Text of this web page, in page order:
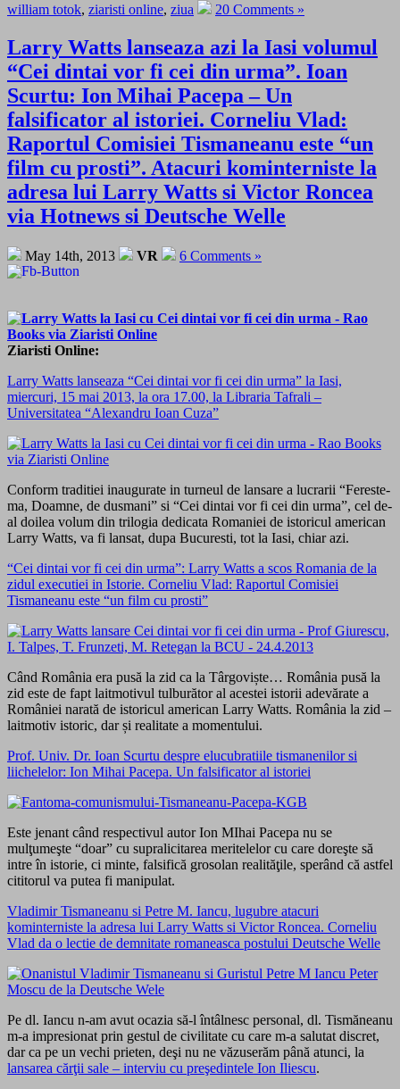
william totok, ziaristi online, ziua 20 Comments »
Larry Watts lanseaza azi la Iasi volumul
“Cei dintai vor fi cei din urma”. Ioan
Scurtu: Ion Mihai Pacepa – Un
falsificator al istoriei. Corneliu Vlad:
Raportul Comisiei Tismaneanu este “un
film cu prosti”. Atacuri kominterniste la
adresa lui Larry Watts si Victor Roncea
via Hotnews si Deutsche Welle
May 14th, 2013 VR 6 Comments »
Ziaristi Online:
Larry Watts lanseaza “Cei dintai vor fi cei din urma” la Iasi,
miercuri, 15 mai 2013, la ora 17.00, la Libraria Tafrali –
Universitatea “Alexandru Ioan Cuza”
Conform traditiei inaugurate in turneul de lansare a lucrarii “Fereste-
ma, Doamne, de dusmani” si “Cei dintai vor fi cei din urma”, cel de-
al doilea volum din trilogia dedicata Romaniei de istoricul american
Larry Watts, va fi lansat, dupa Bucuresti, tot la Iasi, chiar azi.
“Cei dintai vor fi cei din urma”: Larry Watts a scos Romania de la
zidul executiei in Istorie. Corneliu Vlad: Raportul Comisiei
Tismaneanu este “un film cu prosti”
Când România era pusă la zid ca la Târgoviște… România pusă la
zid este de fapt laitmotivul tulburător al acestei istorii adevărate a
României narată de istoricul american Larry Watts. România la zid –
laitmotiv istoric, dar și realitate a momentului.
Prof. Univ. Dr. Ioan Scurtu despre elucubratiile tismanenilor si
liichelelor: Ion Mihai Pacepa. Un falsificator al istoriei
Este jenant când respectivul autor Ion MIhai Pacepa nu se
mulţumeşte “doar” cu supralicitarea meritelelor cu care doreşte să
intre în istorie, ci minte, falsifică grosolan realităţile, sperând că astfel
cititorul va putea fi manipulat.
Vladimir Tismaneanu si Petre M. Iancu, lugubre atacuri
kominterniste la adresa lui Larry Watts si Victor Roncea. Corneliu
Vlad da o lectie de demnitate romaneasca postului Deutsche Welle
Pe dl. Iancu n-am avut ocazia să-l întâlnesc personal, dl. Tismăneanu
m-a impresionat prin gestul de civilitate cu care m-a salutat discret,
dar ca pe un vechi prieten, deşi nu ne văzuserăm până atunci, la
lansarea cărţii sale – interviu cu preşedintele Ion Iliescu.